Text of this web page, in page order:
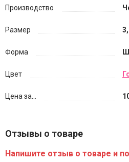
Производство
Размер
Форма
Цвет
Цена за...
Отзывы о товаре
Напишите отзыв о товаре и